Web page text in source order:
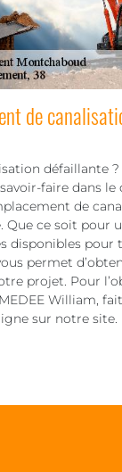
de
défaillante
faire dans le
de
Que ce soit pour
disponibles pour
permet
projet. Pour
William,
sur notre